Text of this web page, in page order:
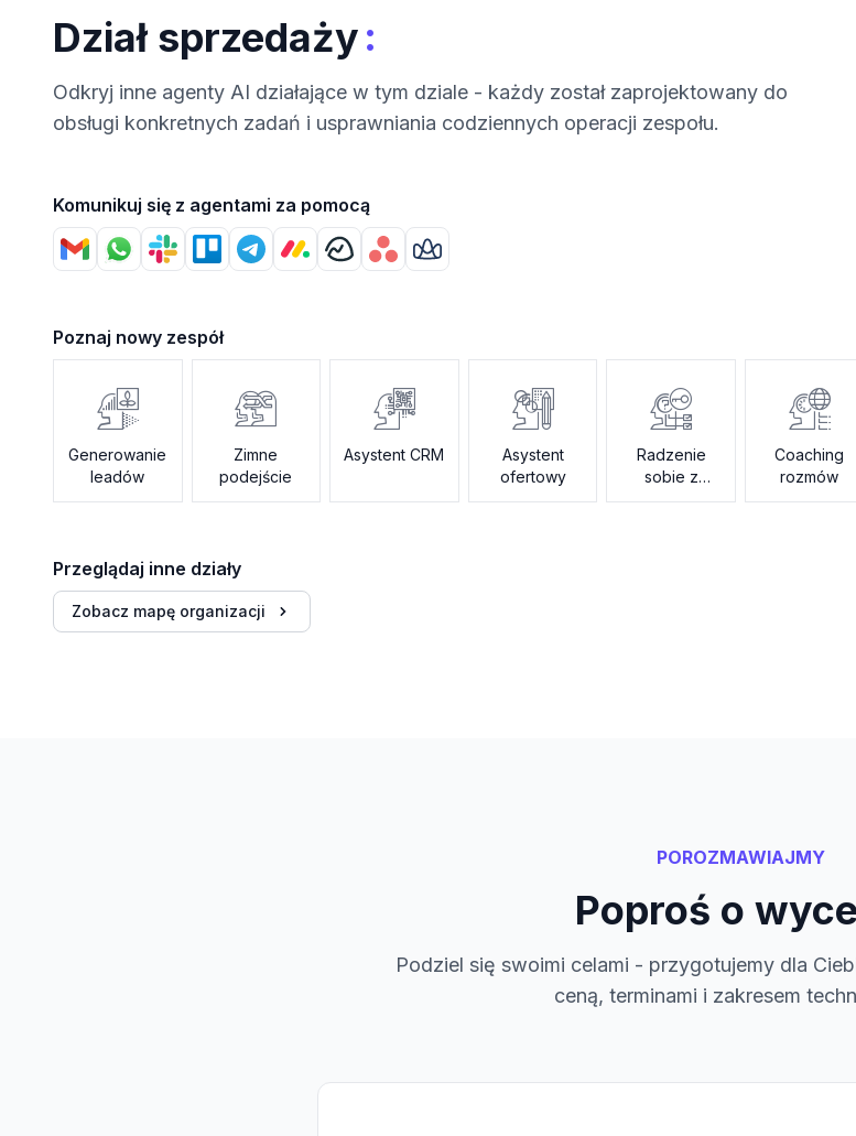
Dział sprzedaży:
Odkryj inne agenty AI działające w tym dziale - każdy został zaprojektowany do
obsługi konkretnych zadań i usprawniania codziennych operacji zespołu.
Komunikuj się z agentami za pomocą
Poznaj nowy zespół
Generowanie
leadów
Zimne
podejście
Asystent CRM
Asystent
ofertowy
Radzenie
sobie z
zastrzeżeniami
Coaching
rozmów
Przeglądaj inne działy
Zobacz mapę organizacji
POROZMAWIAJMY
Poproś o
Podziel się swoimi celami - przygotujemy dla
ceną, terminami i zakresem